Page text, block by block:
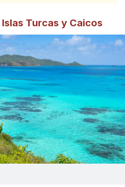
Turcas y Caicos